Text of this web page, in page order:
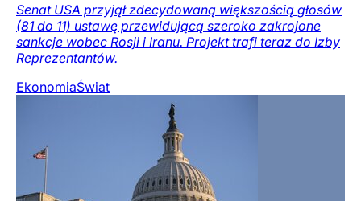
Senat USA przyjął zdecydowaną większością głosów
(81 do 11) ustawę przewidującą szeroko zakrojone
sankcje wobec Rosji i Iranu. Projekt trafi teraz do Izby
Reprezentantów.
EkonomiaŚwiat